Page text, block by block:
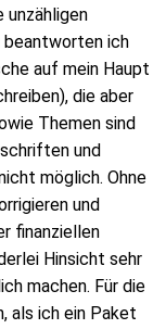
unzähligen
beantworten ich
auf mein Haupt
die aber
Themen sind
und
möglich. Ohne
und
finanziellen
Hinsicht sehr
machen. Für die
als ich ein Paket